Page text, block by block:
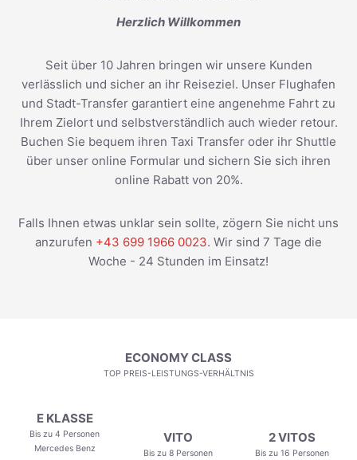
Herzlich Willkommen
Seit über 10 Jahren bringen wir unsere Kunden
verlässlich und sicher an ihr Reiseziel. Unser Flughafen
und Stadt-Transfer garantiert eine angenehme Fahrt zu
Ihrem Zielort und selbstverständlich auch wieder retour.
Buchen Sie bequem ihren Taxi Transfer oder ihr Shuttle
über unser online Formular und sichern Sie sich ihren
online Rabatt von 20%.
Falls Ihnen etwas unklar sein sollte, zögern Sie nicht uns
anzurufen +43 699 1966 0023. Wir sind 7 Tage die
Woche - 24 Stunden im Einsatz!
ECONOMY CLASS
TOP PREIS-LEISTUNGS-VERHÄLTNIS
E KLASSE
Bis zu 4 Personen
Mercedes Benz
VITO
Bis zu 8 Personen
2 VITOS
Bis zu 16 Personen